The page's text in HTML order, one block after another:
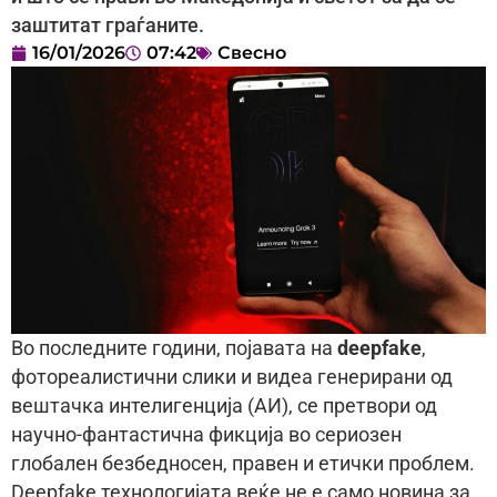
заштитат граѓаните.
16/01/2026 07:42 Свесно
Во последните години, појавата на deepfake,
фотореалистични слики и видеа генерирани од
вештачка интелигенција (АИ), се претвори од
научно-фантастична фикција во сериозен
глобален безбедносен, правен и етички проблем.